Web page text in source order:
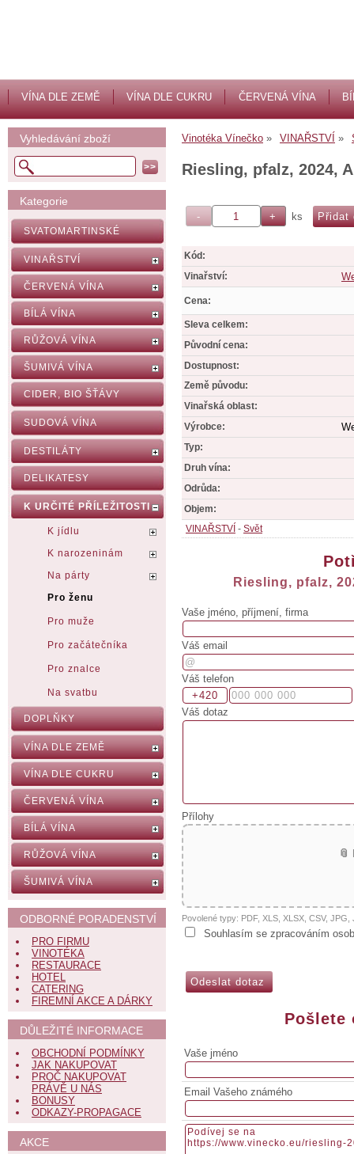
VÍNA DLE ZEMĚ VÍNA DLE CUKRU ČERVENÁ VÍNA
Vinotéka Vínečko VINAŘSTVÍ
Riesling, pfalz, 2024,
ks
Kód:
Vinařství:
Cena:
Sleva celkem:
Původní cena:
Dostupnost:
Země původu:
Vinařská oblast:
Výrobce:
Typ:
Druh vína:
Odrůda:
Objem:
VINAŘSTVÍ - Svět
Riesling, pfalz,
Vaše jméno, příjmení, firma
Váš email
Váš telefon
Váš dotaz
Přílohy
Povolené typy: PDF, XLS, XLSX, CSV,
Souhlasím se zpracováním
Pošlete
Vaše jméno
Email Vašeho známého
Vyhledávání zboží
Kategorie
SVATOMARTINSKÉ
VINAŘSTVÍ
ČERVENÁ VÍNA
BÍLÁ VÍNA
RŮŽOVÁ VÍNA
ŠUMIVÁ VÍNA
CIDER, BIO ŠŤÁVY
SUDOVÁ VÍNA
DESTILÁTY
DELIKATESY
K URČITÉ PŘÍLEŽITOSTI
K jídlu
K narozeninám
Na párty
Pro ženu
Pro muže
Pro začátečníka
Pro znalce
Na svatbu
DOPLŇKY
VÍNA DLE ZEMĚ
VÍNA DLE CUKRU
ČERVENÁ VÍNA
BÍLÁ VÍNA
RŮŽOVÁ VÍNA
ŠUMIVÁ VÍNA
ODBORNÉ PORADENSTVÍ
PRO FIRMU
VINOTÉKA
RESTAURACE
HOTEL
CATERING
FIREMNÍ AKCE A DÁRKY
DŮLEŽITÉ INFORMACE
OBCHODNÍ PODMÍNKY
JAK NAKUPOVAT
PROČ NAKUPOVAT
PRÁVĚ U NÁS
BONUSY
ODKAZY-PROPAGACE
AKCE